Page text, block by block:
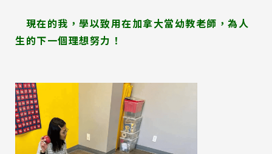
現在的我，學以致用在加拿大當幼教老師，為人
生的下一個理想努力！